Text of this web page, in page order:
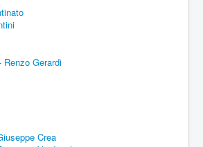
Renzo Gerardi
Crea